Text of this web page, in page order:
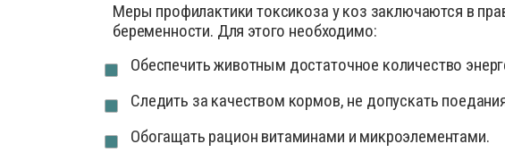
Меры профилактики токсикоза у коз заключаются в
беременности. Для этого необходимо:
Обеспечить животным достаточное количество
Следить за качеством кормов, не допускать
Обогащать рацион витаминами и микроэлементами.